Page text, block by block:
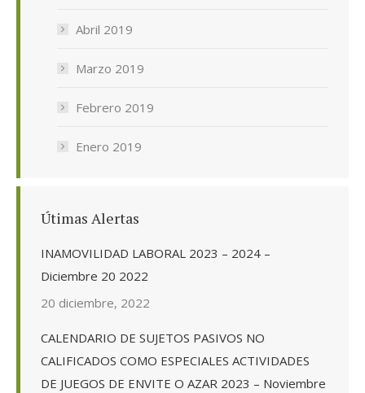
Abril 2019
Marzo 2019
Febrero 2019
Enero 2019
Útimas Alertas
INAMOVILIDAD LABORAL 2023 – 2024 –
Diciembre 20 2022
20 diciembre, 2022
CALENDARIO DE SUJETOS PASIVOS NO
CALIFICADOS COMO ESPECIALES ACTIVIDADES
DE JUEGOS DE ENVITE O AZAR 2023 – Noviembre